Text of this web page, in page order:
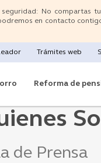
No compartas
podremos en contacto
Trámites web
Reforma de
de Prensa